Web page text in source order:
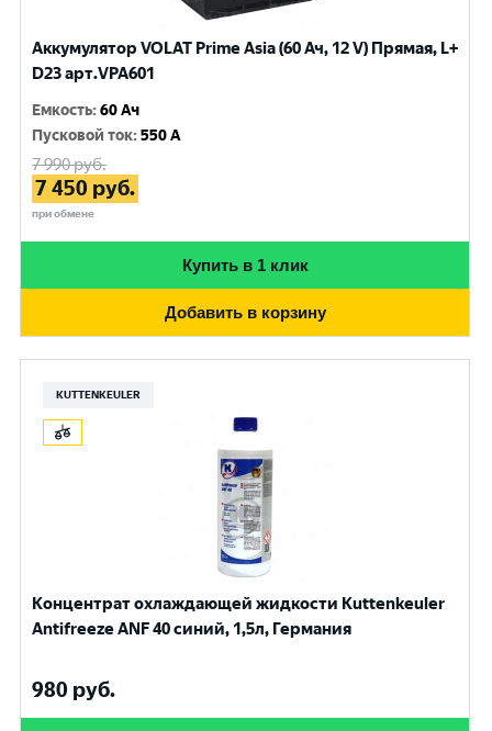
Аккумулятор VOLAT Prime Asia (60 Ач, 12 V) Прямая, L+
D23 арт.VPA601
Емкость:60 Ач
Пусковой ток:550 A
7 990руб.
7 450 руб.
при обмене
Купить в 1 клик
Добавить в корзину
KUTTENKEULER
Концентрат охлаждающей жидкости Kuttenkeuler
Antifreeze ANF 40 синий, 1,5л, Германия
980 руб.